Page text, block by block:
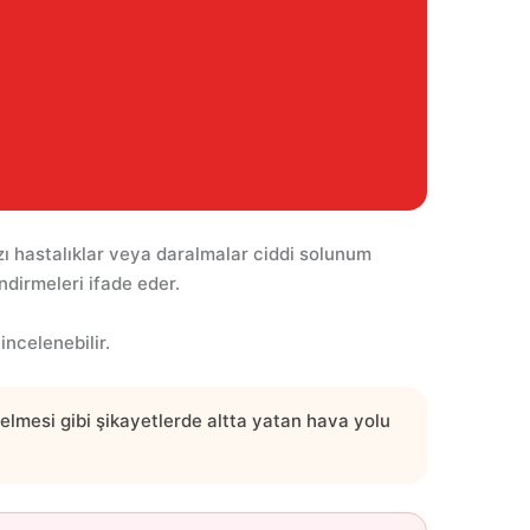
hastalıklar veya daralmalar ciddi solunum
ifade eder.
gelmesi gibi şikayetlerde altta yatan hava yolu